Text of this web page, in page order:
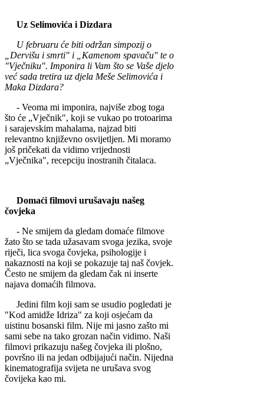
Uz Selimovića i Dizdara
U februaru će biti održan simpozij o
„Dervišu i smrti" i „Kamenom spavaču" te o
"Vječniku". Imp­onira li Vam što se Vaše djelo
već sada tr­etira uz djela Meše Selimovića i
Maka Dizdara?
- Veoma mi imponira, najviše zbog toga
što će „Vječnik", koji se vukao po trotoarima
i sarajevskim mahalama, najzad biti
relevantno književno osvijetljen. Mi moramo
još pričekati da vidimo vr­ijednosti
„Vječnika", recepciju inostranih čitalaca.
Domaći filmovi urušavaju našeg
čovjeka
- Ne smijem da gledam domaće filmove
žato što se tada užasavam svoga jezika, svoje
riječi, lica svoga čovjeka, psihologije i
nakaznosti na koji se pokazuje taj naš čovjek.
Često ne smijem da gledam čak ni inserte
najava domaćih filmova.
Jedini film koji sam se usudio pogledati je
"Kod amidže Idriza" za koji osjećam da
uistinu bosanski film. Nije mi jasno zašto mi
sami sebe na tako grozan način vidimo. Naši
fi­lmovi prikazuju našeg čovjeka ili plošno,
po­vršno ili na jedan odbi­jajući način. Nijedna
kinematografija svijeta ne urušava svog
čovijeka kao mi.